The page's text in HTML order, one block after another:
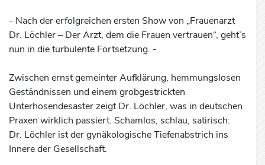
- Nach der erfolgreichen ersten Show von „Frauenarzt
Dr. Löchler – Der Arzt, dem die Frauen vertrauen“, geht’s
nun in die turbulente Fortsetzung. -
Zwischen ernst gemeinter Aufklärung, hemmungslosen
Geständnissen und einem grobgestrickten
Unterhosendesaster zeigt Dr. Löchler, was in deutschen
Praxen wirklich passiert. Schamlos, schlau, satirisch:
Dr. Löchler ist der gynäkologische Tiefenabstrich ins
Innere der Gesellschaft.